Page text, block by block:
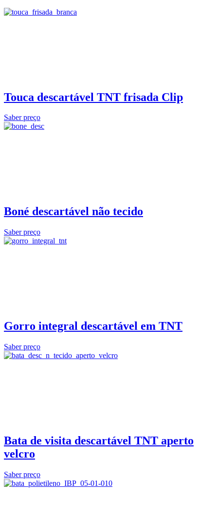
Touca descartável TNT frisada Clip
Saber preço
Boné descartável não tecido
Saber preço
Gorro integral descartável em TNT
Saber preço
Bata de visita descartável TNT aperto
velcro
Saber preço